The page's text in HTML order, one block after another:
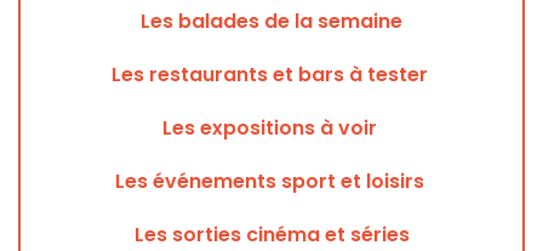
Les balades de la semaine
Les restaurants et bars à tester
Les expositions à voir
Les événements sport et loisirs
Les sorties cinéma et séries